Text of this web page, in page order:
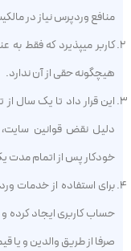
منافع وردپرس نیاز در
کاربر میپذیرد که فقط به
هیچگونه حقی از آن ندارد.
این قرار داد تا یک سال
دلیل نقض قوانین
خودکار پس از اتمام مدت
برای استفاده از خدمات
صرفا از طریق والدین و یا